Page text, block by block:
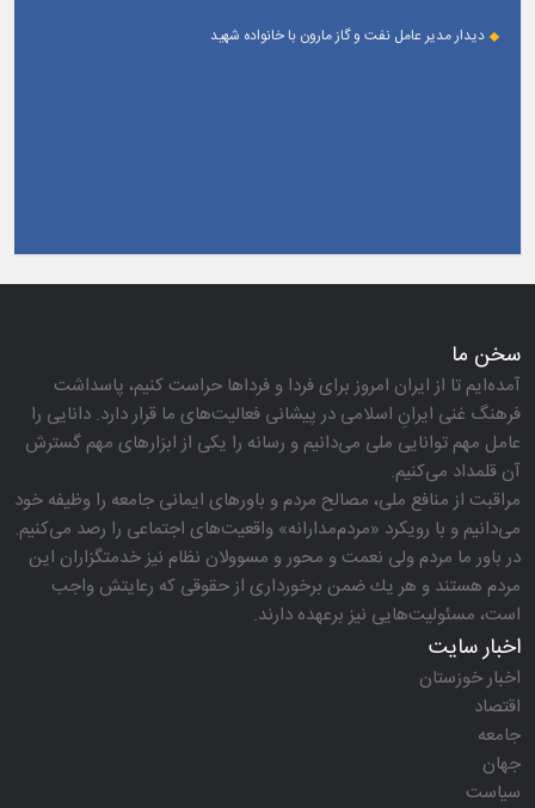
دیدار مدیر عامل نفت و گاز مارون با خانواده شهید
سخن ما
آمده‌ایم تا از ایران امروز برای فردا و فرداها حراست كنیم، پاسداشت
فرهنگ غنی ایرانِ اسلامی در پیشانی فعالیت‌های ما قرار دارد. دانایی را
عامل مهم توانایی ملی می‌دانیم و رسانه را یكی از ابزارهای مهم گسترش
آن قلمداد می‌كنیم.
مراقبت از منافع ملی، مصالح مردم و باورهای ایمانی جامعه را وظیفه خود
می‌دانیم و با رویكرد «مردم‌مدارانه‌» واقعیت‌های اجتماعی را رصد می‌كنیم.
در باور ما مردم ولی نعمت و محور و مسوولان نظام نیز خدمتگزاران این
مردم هستند و هر یك ضمن برخورداری از حقوقی كه رعایتش واجب
است، مسئولیت‌هایی نیز برعهده دارند.
اخبار سایت
اخبار خوزستان
اقتصاد
جامعه
جهان
سیاست